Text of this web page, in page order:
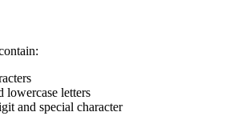
lowercase letters
and special character